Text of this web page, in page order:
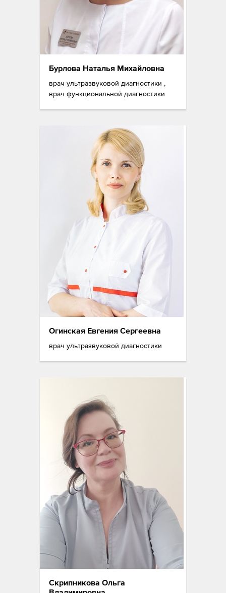
Бурлова Наталья Михайловна
врач ультразвуковой диагностики ,
врач функциональной диагностики
Огинская Евгения Сергеевна
врач ультразвуковой диагностики
Скрипникова Ольга